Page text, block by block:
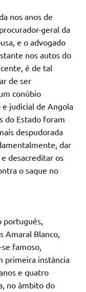
nos anos de
geral da
e o advogado
nos autos do
é de tal
de ser
conúbio
judicial de Angola
do Estado foram
despudorada
dar
desacreditar os
o saque no
português,
Amaral Blanco,
famoso,
primeira instância
e quatro
no âmbito do